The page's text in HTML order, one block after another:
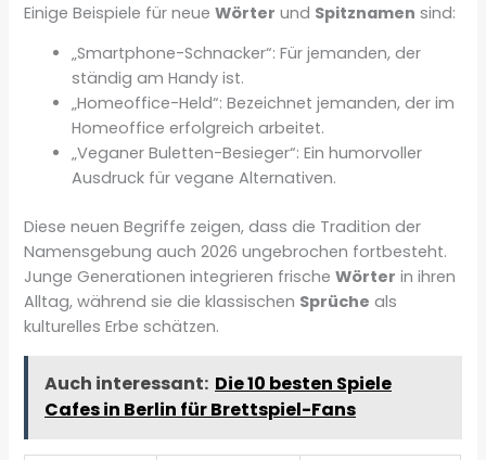
Einige Beispiele für neueWörter und Spitznamen sind:
„Smartphone-Schnacker“: Für jemanden, der
ständig am Handy ist.
„Homeoffice-Held“: Bezeichnet jemanden, der im
Homeoffice erfolgreich arbeitet.
„Veganer Buletten-Besieger“: Ein humorvoller
Ausdruck für vegane Alternativen.
Diese neuen Begriffe zeigen, dass die Tradition der
Namensgebung auch 2026 ungebrochen fortbesteht.
Junge Generationen integrieren frischeWörter in ihren
Alltag, während sie die klassischen Sprüche als
kulturelles Erbe schätzen.
Auch interessant: Die 10 besten Spiele
Cafes in Berlin für Brettspiel-Fans